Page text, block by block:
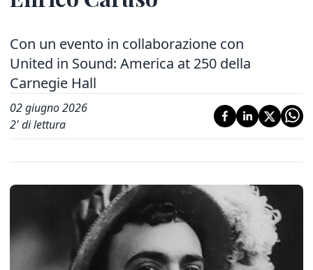
Con un evento in collaborazione con
United in Sound: America at 250 della
Carnegie Hall
02 giugno 2026
2' di lettura